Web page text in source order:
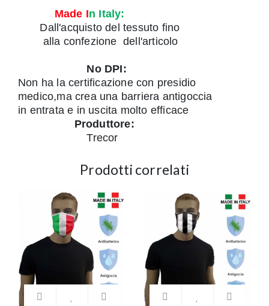
Made In Italy:
Dall'acquisto del tessuto fino
alla confezione dell'articolo
No DPI:
Non ha la certificazione con presidio
medico,ma crea una barriera antigoccia
in entrata e in uscita molto efficace
Produttore:
Trecor
Prodotti correlati